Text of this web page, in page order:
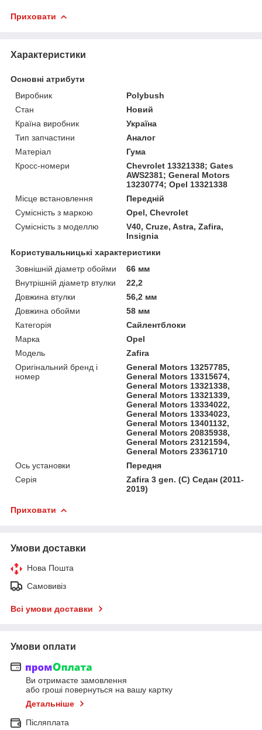
Приховати
Характеристики
Основні атрибути
Виробник
Polybush
Стан
Новий
Країна виробник
Україна
Тип запчастини
Аналог
Матеріал
Гума
Кросс-номери
Chevrolet 13321338; Gates
AWS2381; General Motors
13230774; Opel 13321338
Місце встановлення
Передній
Сумісність з маркою
Opel, Chevrolet
Сумісність з моделлю
V40, Cruze, Astra, Zafira,
Insignia
Користувальницькі характеристики
Зовнішній діаметр обойми
66 мм
Внутрішній діаметр втулки
22,2
Довжина втулки
56,2 мм
Довжина обойми
58 мм
Категорія
Сайлентблоки
Марка
Opel
Мoдель
Zafira
Оригінальний бренд і
номер
General Motors 13257785,
General Motors 13315674,
General Motors 13321338,
General Motors 13321339,
General Motors 13334022,
General Motors 13334023,
General Motors 13401132,
General Motors 20835938,
General Motors 23121594,
General Motors 23361710
Ось установки
Передня
Серія
Zafira 3 gen. (C) Седан (2011-
2019)
Приховати
Умови доставки
Нова Пошта
Самовивіз
Всі умови доставки
Умови оплати
Ви отримаєте замовлення
або гроші повернуться на вашу картку
Детальніше
Післяплата